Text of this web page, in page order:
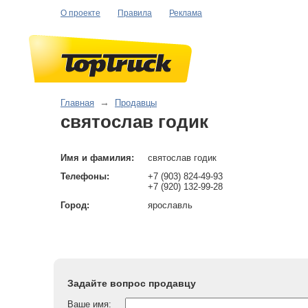
О проекте Правила Реклама
Главная → Продавцы
святослав годик
Имя и фамилия:
святослав годик
Телефоны:
+7 (903) 824-49-93
+7 (920) 132-99-28
Город:
ярославль
Задайте вопрос продавцу
Ваше имя: